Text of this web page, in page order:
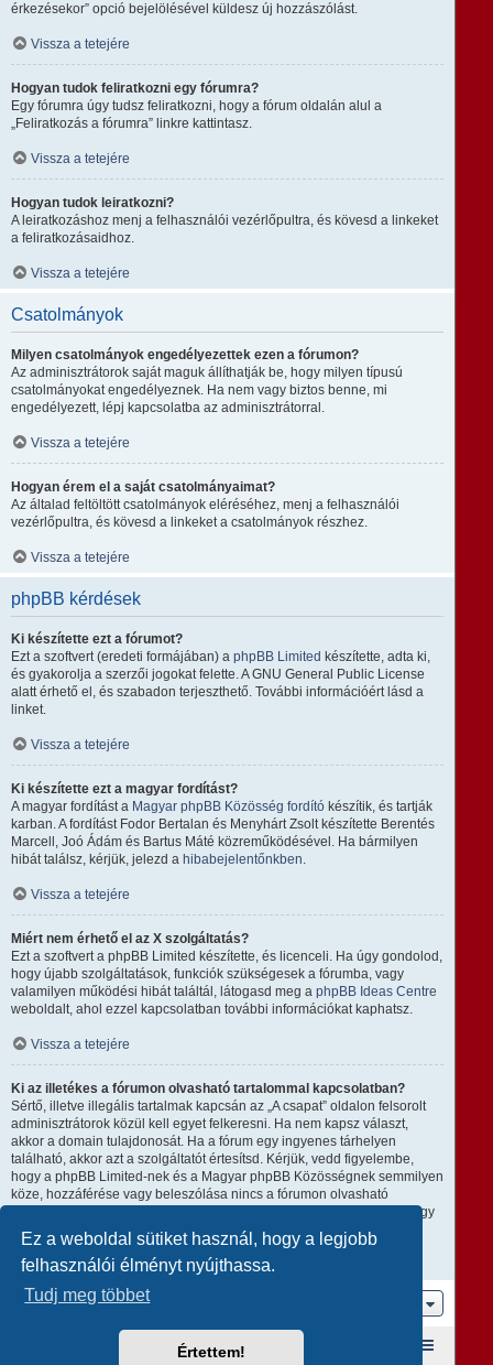
Ez a weboldal sütiket használ, hogy a legjobb
felhasználói élményt nyújthassa.
Tudj meg többet
Értettem!
érkezésekor” opció bejelölésével küldesz új hozzászólást.
Vissza a tetejére
Hogyan tudok feliratkozni egy fórumra?
Egy fórumra úgy tudsz feliratkozni, hogy a fórum oldalán alul a
„Feliratkozás a fórumra” linkre kattintasz.
Vissza a tetejére
Hogyan tudok leiratkozni?
A leiratkozáshoz menj a felhasználói vezérlőpultra, és kövesd a linkeket
a feliratkozásaidhoz.
Vissza a tetejére
Csatolmányok
Milyen csatolmányok engedélyezettek ezen a fórumon?
Az adminisztrátorok saját maguk állíthatják be, hogy milyen típusú
csatolmányokat engedélyeznek. Ha nem vagy biztos benne, mi
engedélyezett, lépj kapcsolatba az adminisztrátorral.
Vissza a tetejére
Hogyan érem el a saját csatolmányaimat?
Az általad feltöltött csatolmányok eléréséhez, menj a felhasználói
vezérlőpultra, és kövesd a linkeket a csatolmányok részhez.
Vissza a tetejére
phpBB kérdések
Ki készítette ezt a fórumot?
Ezt a szoftvert (eredeti formájában) a phpBB Limited készítette, adta ki,
és gyakorolja a szerzői jogokat felette. A GNU General Public License
alatt érhető el, és szabadon terjeszthető. További információért lásd a
linket.
Vissza a tetejére
Ki készítette ezt a magyar fordítást?
A magyar fordítást a Magyar phpBB Közösség fordító készítik, és tartják
karban. A fordítást Fodor Bertalan és Menyhárt Zsolt készítette Berentés
Marcell, Joó Ádám és Bartus Máté közreműködésével. Ha bármilyen
hibát találsz, kérjük, jelezd a hibabejelentőnkben.
Vissza a tetejére
Miért nem érhető el az X szolgáltatás?
Ezt a szoftvert a phpBB Limited készítette, és licenceli. Ha úgy gondolod,
hogy újabb szolgáltatások, funkciók szükségesek a fórumba, vagy
valamilyen működési hibát találtál, látogasd meg a phpBB Ideas Centre
weboldalt, ahol ezzel kapcsolatban további információkat kaphatsz.
Vissza a tetejére
Ki az illetékes a fórumon olvasható tartalommal kapcsolatban?
Sértő, illetve illegális tartalmak kapcsán az „A csapat” oldalon felsorolt
adminisztrátorok közül kell egyet felkeresni. Ha nem kapsz választ,
akkor a domain tulajdonosát. Ha a fórum egy ingyenes tárhelyen
található, akkor azt a szolgáltatót értesítsd. Kérjük, vedd figyelembe,
hogy a phpBB Limited-nek és a Magyar phpBB Közösségnek semmilyen
köze, hozzáférése vagy beleszólása nincs a fórumon olvasható
tartalomhoz, ezért nem tehető semmilyen módon felelőssé amiatt, hogy
ki mire használja ezt a fórumot.
Vissza a tetejére